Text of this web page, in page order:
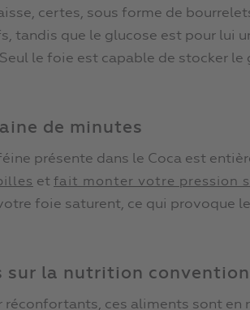
certes, sous forme de
tandis que le glucose est pour lui
le foie est capable de stocker
de minutes
présente dans le Coca est
et fait monter votre pression
foie saturent, ce qui provoque le
sur la nutrition
réconfortants, ces aliments sont